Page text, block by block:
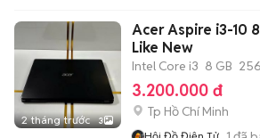
2 tháng trước 3
Acer Aspire i3-10
Like New
Intel Core i3 8 GB
3.200.000 đ
Tp Hồ Chí Minh